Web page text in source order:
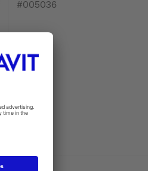
#005036